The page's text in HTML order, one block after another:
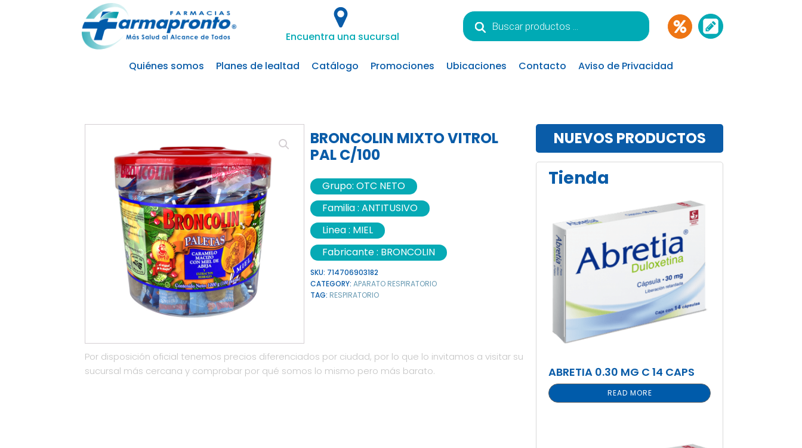
Encuentra una sucursal
Búsqueda
de
productos
Quiénes somos Planes de lealtad Catálogo Promociones Ubicaciones Contacto Aviso de Privacidad
BRONCOLIN MIXTO VITROL
PAL C/100
Grupo: OTC NETO
Familia : ANTITUSIVO
Linea : MIEL
Fabricante : BRONCOLIN
SKU: 714706903182
CATEGORY: APARATO RESPIRATORIO
TAG: RESPIRATORIO
Por disposición oficial tenemos precios diferenciados por ciudad, por lo que lo invitamos a visitar su
sucursal más cercana y comprobar por qué somos lo mismo pero más barato.
NUEVOS PRODUCTOS
Tienda
ABRETIA 0.30 MG C 14 CAPS
READ MORE